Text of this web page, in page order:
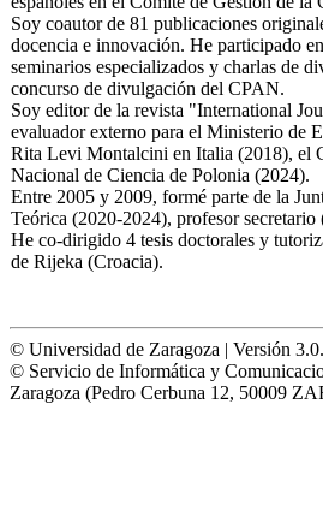
Soy coautor de 81 publicaciones
docencia e innovación. He participado
seminarios especializados y charlas de
concurso de divulgación del CPAN.
Soy editor de la revista "International
evaluador externo para el Ministerio de
Rita Levi Montalcini en Italia (2018), el
Nacional de Ciencia de Polonia (2024).
Entre 2005 y 2009, formé parte de la
Teórica (2020-2024), profesor
He co-dirigido 4 tesis doctorales y
de Rijeka (Croacia).
© Universidad de Zaragoza | Versión
© Servicio de Informática y
Zaragoza (Pedro Cerbuna 12, 50009